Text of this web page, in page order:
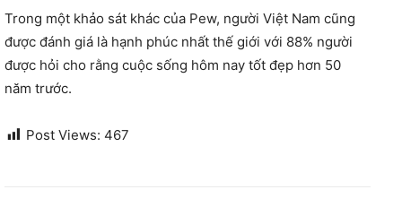
Trong một khảo sát khác của Pew, người Việt Nam cũng
được đánh giá là hạnh phúc nhất thế giới với 88% người
được hỏi cho rằng cuộc sống hôm nay tốt đẹp hơn 50
năm trước.
Post Views: 467